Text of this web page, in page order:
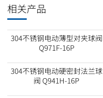
相关产品
304不锈钢电动薄型对夹球阀
Q971F-16P
304不锈钢电动硬密封法兰球
阀 Q941H-16P